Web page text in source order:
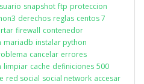
snapshot ftp proteccion
derechos reglas centos 7
firewall contenedor
mariadb instalar python
cancelar errores
limpiar cache definiciones 500
red social social network accesar